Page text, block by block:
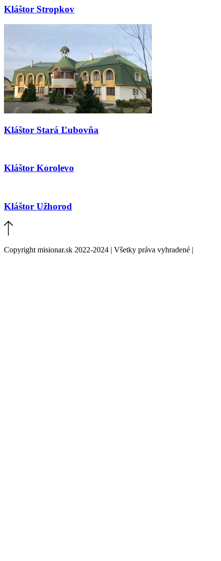
Kláštor Stropkov
Kláštor Stará Ľubovňa
Kláštor Korolevo
Kláštor Užhorod
Copyright misionar.sk 2022-2024 | Všetky práva vyhradené |